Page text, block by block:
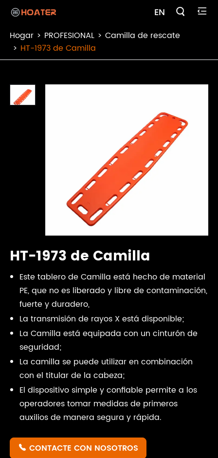
EN  
Hogar PROFESIONAL
Camilla de rescate
HT-1973 de Camilla
HT-1973 de Camilla
Este tablero de Camilla está hecho de material
PE, que no es liberado y libre de contaminación,
fuerte y duradero,
La transmisión de rayos X está disponible;
La Camilla está equipada con un cinturón de
seguridad;
La camilla se puede utilizar en combinación
con el titular de la cabeza;
El dispositivo simple y confiable permite a los
operadores tomar medidas de primeros
auxilios de manera segura y rápida.
 CONTACTE CON NOSOTROS